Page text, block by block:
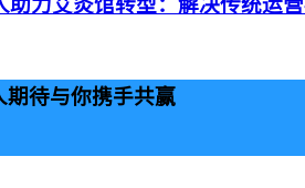
助力艾灸馆转型：解决传统运
期待与你携手共赢